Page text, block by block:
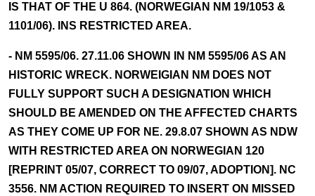
IS THAT OF THE U 864. (NORWEGIAN NM 19/1053 &
1101/06). INS RESTRICTED AREA.
- NM 5595/06. 27.11.06 SHOWN IN NM 5595/06 AS AN
HISTORIC WRECK. NORWEIGIAN NM DOES NOT
FULLY SUPPORT SUCH A DESIGNATION WHICH
SHOULD BE AMENDED ON THE AFFECTED CHARTS
AS THEY COME UP FOR NE. 29.8.07 SHOWN AS NDW
WITH RESTRICTED AREA ON NORWEGIAN 120
[REPRINT 05/07, CORRECT TO 09/07, ADOPTION]. NC
3556. NM ACTION REQUIRED TO INSERT ON MISSED